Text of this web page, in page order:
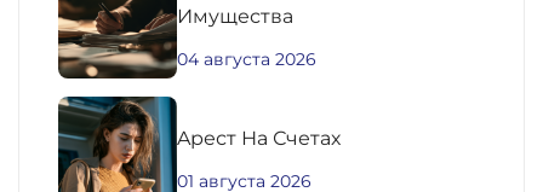
Имущества
04 августа 2026
Aрест На Счетах
01 августа 2026